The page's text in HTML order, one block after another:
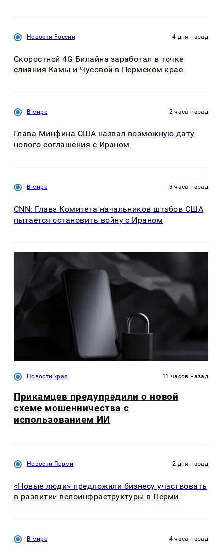
Новости России 4 дня назад
Скоростной 4G Билайна заработал в точке
слияния Камы и Чусовой в Пермском крае
В мире 2 часа назад
Глава Минфина США назвал возможную дату
нового соглашения с Ираном
В мире 3 часа назад
CNN: Глава Комитета начальников штабов США
пытается остановить войну с Ираном
Новости края 11 часов назад
Прикамцев предупредили о новой
схеме мошенничества с
использованием ИИ
Новости Перми 2 дня назад
«Новые люди» предложили бизнесу участвовать
в развитии велоинфраструктуры в Перми
В мире 4 часа назад